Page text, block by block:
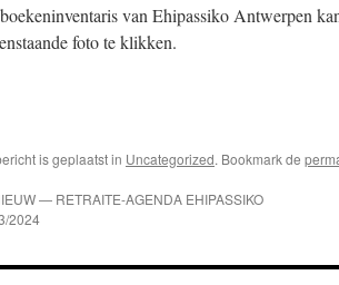
van Ehipassiko Antwerpen
foto te klikken.
is geplaatst in Uncategorized. Bookmark de
— RETRAITE-AGENDA EHIPASSIKO
2024